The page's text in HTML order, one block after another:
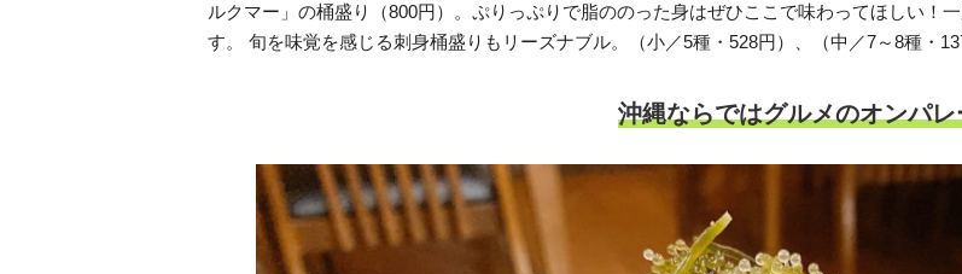
ルクマー」の桶盛り（800円）。ぷりっぷりで脂ののった身はぜひここで味わってほしい！
す。 旬を味覚を感じる刺身桶盛りもリーズナブル。（小／5種・528円）、（中／7～8種・
沖縄ならではグルメのオンパレ